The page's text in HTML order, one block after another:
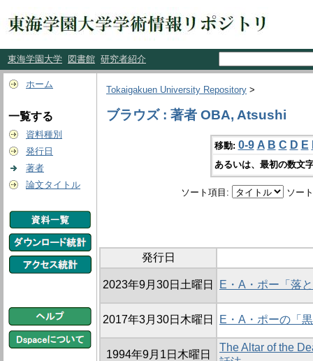
東海学園大学 図書館 研究者紹介
ホーム
一覧する
資料種別
発行日
著者
論文タイトル
Tokaigakuen University Repository >
ブラウズ : 著者 OBA, Atsushi
移動: 0-9 A B C D E
あるいは、最初の数文
ソート項目: ソー
発行日
2023年9月30日土曜日 E・A・ポー「落
2017年3月30日木曜日 E・A・ポーの「
1994年9月1日木曜日
The Altar of the